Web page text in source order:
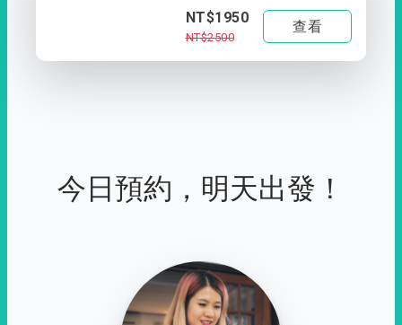
NT$1950
NT$2500
查看
今日預約，明天出發！